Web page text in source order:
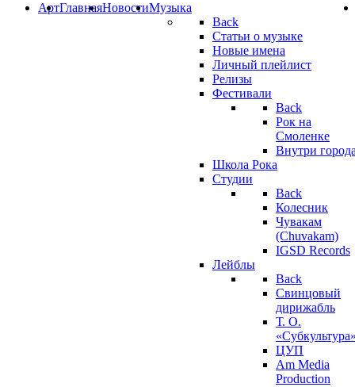
Музыка
Back
Статьи о музыке
Новые имена
Личный плейлист
Релизы
Фестивали
Back
Рок на
Смоленке
Внутри
Школа Рока
Студии
Back
Колесник
Чувакам
(Chuvakam)
IGSD Records
Лейблы
Back
Свинцовый
дирижабль
Т. О.
ЦУП
Am Media
Production
Новости
Главная
Арт